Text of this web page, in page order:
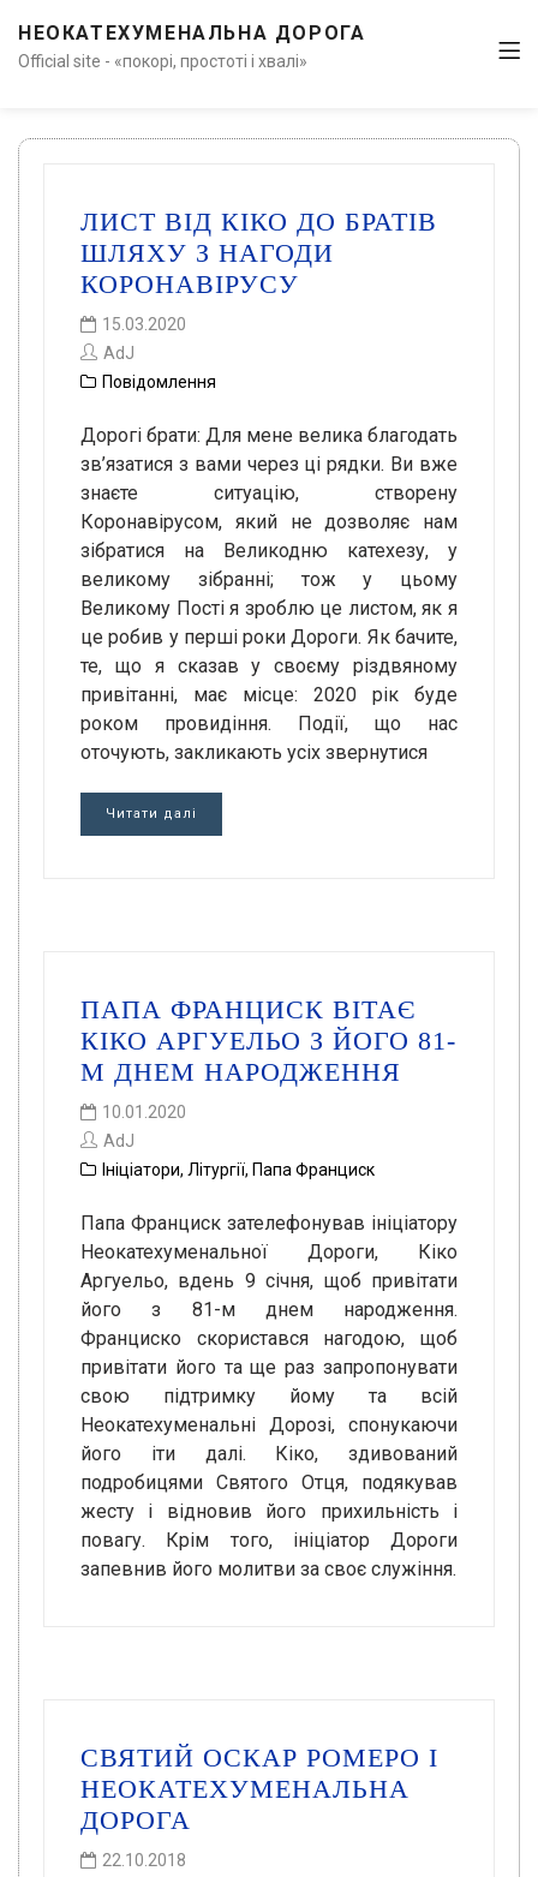
НЕОКАТЕХУМЕНАЛЬНА ДОРОГА
Official site - «покорі, простоті і хвалі»
ЛИСТ ВІД КІКО ДО БРАТІВ
ШЛЯХУ З НАГОДИ
КОРОНАВІРУСУ
15.03.2020
AdJ
Повідомлення
Дорогі брати: Для мене велика благодать
зв’язатися з вами через ці рядки. Ви вже
знаєте ситуацію, створену
Коронавірусом, який не дозволяє нам
зібратися на Великодню катехезу, у
великому зібранні; тож у цьому
Великому Пості я зроблю це листом, як я
це робив у перші роки Дороги. Як бачите,
те, що я сказав у своєму різдвяному
привітанні, має місце: 2020 рік буде
роком провидіння. Події, що нас
оточують, закликають усіх звернутися
Читати далі
ПАПА ФРАНЦИСК ВІТАЄ
КІКО АРГУЕЛЬО З ЙОГО 81-
М ДНЕМ НАРОДЖЕННЯ
10.01.2020
AdJ
Ініціатори, Літургії, Папа Франциск
Папа Франциск зателефонував ініціатору
Неокатехуменальної Дороги, Кіко
Аргуельо, вдень 9 січня, щоб привітати
його з 81-м днем народження.
Франциско скористався нагодою, щоб
привітати його та ще раз запропонувати
свою підтримку йому та всій
Неокатехуменальні Дорозі, спонукаючи
його іти далі. Кіко, здивований
подробицями Святого Отця, подякував
жесту і відновив його прихильність і
повагу. Крім того, ініціатор Дороги
запевнив його молитви за своє служіння.
СВЯТИЙ ОСКАР РОМЕРО І
НЕОКАТЕХУМЕНАЛЬНА
ДОРОГА
22.10.2018